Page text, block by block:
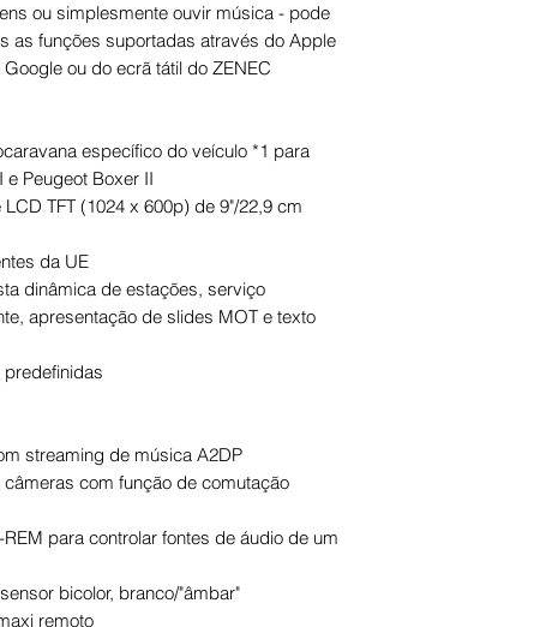
ou simplesmente ouvir música - pode
as funções suportadas através do Apple
ou do ecrã tátil do ZENEC
específico do veículo *1 para
e Peugeot Boxer II
TFT (1024 x 600p) de 9"/22,9 cm
da UE
dinâmica de estações, serviço
apresentação de slides MOT e texto
predefinidas
streaming de música A2DP
com função de comutação
para controlar fontes de áudio de um
bicolor, branco/"âmbar"
remoto